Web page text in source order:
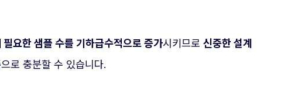
필요한 샘플 수를 기하급수적으로 증가시키므로 신중한 설계
으로 충분할 수 있습니다.